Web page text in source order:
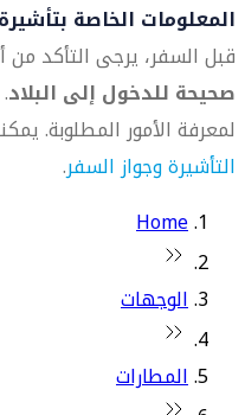
المعلومات الخاصة
قبل السفر، يرجى التأكد من
صحيحة للدخول إلى البلاد
لمعرفة الأمور المطلوبة.
التأشيرة وجواز السفر.
Home
الوجهات
المطارات